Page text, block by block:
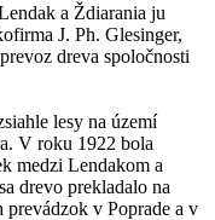
a Ždiarania ju
J. Ph. Glesinger,
dreva spoločnosti
lesy na území
V roku 1922 bola
medzi Lendakom a
drevo prekladalo na
v Poprade a v